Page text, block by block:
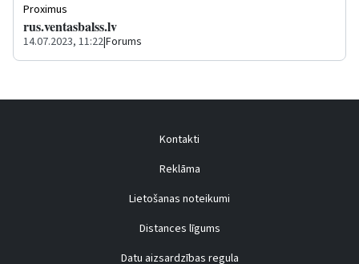
Proximus
rus.ventasbalss.lv
14.07.2023, 11:22|Forums
Kontakti
Reklāma
Lietošanas noteikumi
Distances līgums
Datu aizsardzības regula